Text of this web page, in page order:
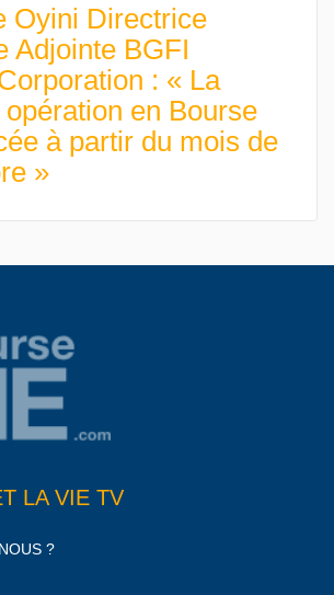
Oyini Directrice
Adjointe BGFI
: « La
en Bourse
à partir du mois de
»
LA VIE TV
?